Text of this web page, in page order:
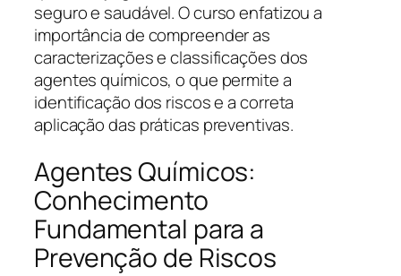
seguro e saudável. O curso enfatizou a
importância de compreender as
caracterizações e classificações dos
agentes químicos, o que permite a
identificação dos riscos e a correta
aplicação das práticas preventivas.
Agentes Químicos:
Conhecimento
Fundamental para a
Prevenção de Riscos